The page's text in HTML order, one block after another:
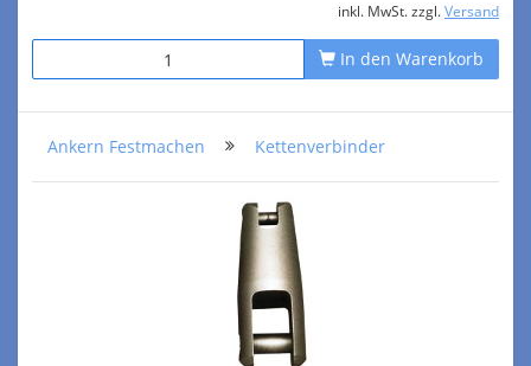
inkl. MwSt. zzgl. Versand
In den Warenkorb
Ankern Festmachen Kettenverbinder